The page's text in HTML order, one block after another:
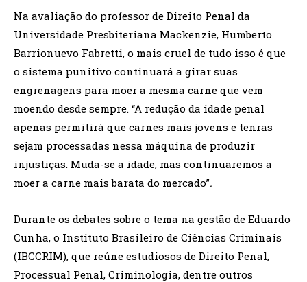
Na avaliação do professor de Direito Penal da
Universidade Presbiteriana Mackenzie, Humberto
Barrionuevo Fabretti, o mais cruel de tudo isso é que
o sistema punitivo continuará a girar suas
engrenagens para moer a mesma carne que vem
moendo desde sempre. “A redução da idade penal
apenas permitirá que carnes mais jovens e tenras
sejam processadas nessa máquina de produzir
injustiças. Muda-se a idade, mas continuaremos a
moer a carne mais barata do mercado”.
Durante os debates sobre o tema na gestão de Eduardo
Cunha, o Instituto Brasileiro de Ciências Criminais
(IBCCRIM), que reúne estudiosos de Direito Penal,
Processual Penal, Criminologia, dentre outros